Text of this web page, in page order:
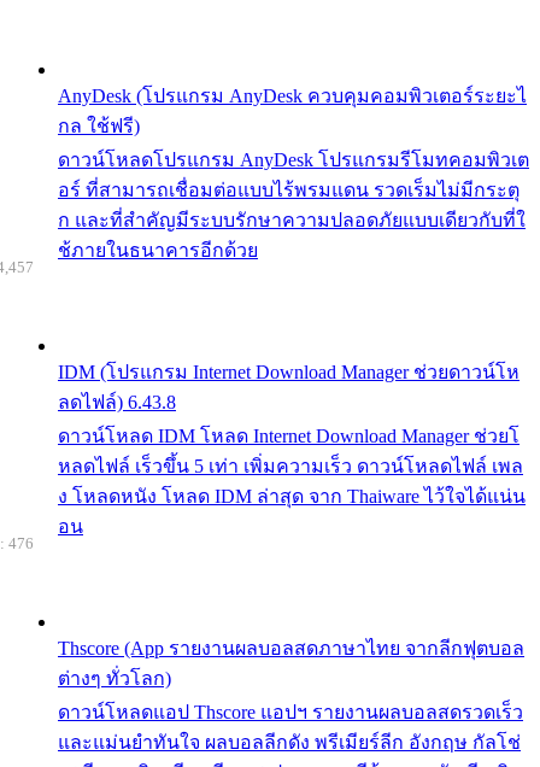
AnyDesk (โปรแกรม AnyDesk ควบคุมคอมพิวเตอร์ระยะไ
กล ใช้ฟรี)
ดาวน์โหลดโปรแกรม AnyDesk โปรแกรมรีโมทคอมพิวเต
อร์ ที่สามารถเชื่อมต่อแบบไร้พรมแดน รวดเร็มไม่มีกระตุ
ก และที่สำคัญมีระบบรักษาความปลอดภัยแบบเดียวกับที่ใ
ช้ภายในธนาคารอีกด้วย
IDM (โปรแกรม Internet Download Manager ช่วยดาวน์โห
ลดไฟล์) 6.43.8
ดาวน์โหลด IDM โหลด Internet Download Manager ช่วยโ
หลดไฟล์ เร็วขึ้น 5 เท่า เพิ่มความเร็ว ดาวน์โหลดไฟล์ เพล
ง โหลดหนัง โหลด IDM ล่าสุด จาก Thaiware ไว้ใจได้แน่น
อน
Thscore (App รายงานผลบอลสดภาษาไทย จากลีกฟุตบอล
ต่างๆ ทั่วโลก)
ดาวน์โหลดแอป Thscore แอปฯ รายงานผลบอลสดรวดเร็ว
และแม่นยำทันใจ ผลบอลลีกดัง พรีเมียร์ลีก อังกฤษ กัลโช่
476